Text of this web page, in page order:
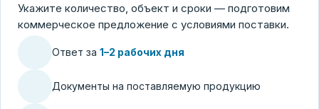
Укажите количество, объект и сроки — подготовим
коммерческое предложение с условиями поставки.
Ответ за 1–2 рабочих дня
Документы на поставляемую продукцию